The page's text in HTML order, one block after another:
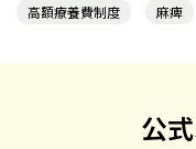
高額療養費制度
麻痺
公